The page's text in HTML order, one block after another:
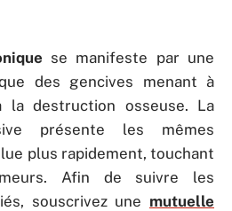
se manifeste par une
des gencives menant à
destruction osseuse. La
présente les mêmes
plus rapidement, touchant
Afin de suivre les
souscrivez une mutuelle